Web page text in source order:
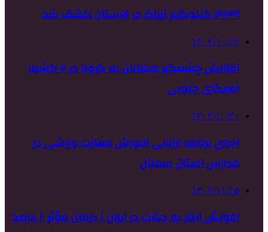
۴۳۹ کیلوگرم تریاک در لارستان کشف شد
۱۴۰۲/۱۰/۱۴
افزایش چشمگیر مبتلایان به کرونا در ۲ کشور
آمریکای جنوبی
۱۴۰۲/۱۰/۳۰
اجرای برنامه ارزیابی آموزش مهارت‌ ورزشی در
مدارس استان سمنان
۱۴۰۲/۱۱/۱۵
افزایش ابتلا به دیابت در ایران | درمان مؤثر ۱۰ درصد